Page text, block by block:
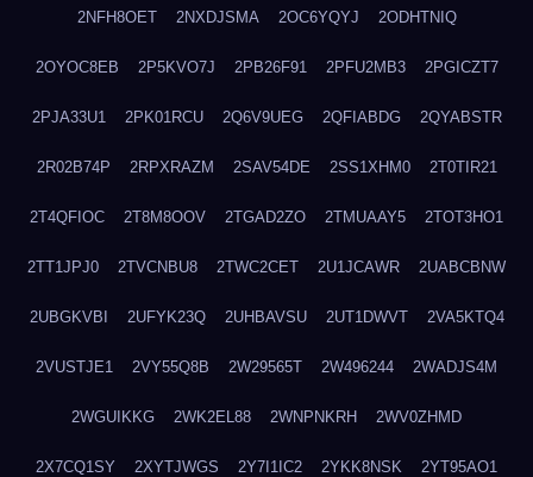
2NFH8OET 2NXDJSMA 2OC6YQYJ 2ODHTNIQ
2OYOC8EB 2P5KVO7J 2PB26F91 2PFU2MB3 2PGICZT7
2PJA33U1 2PK01RCU 2Q6V9UEG 2QFIABDG 2QYABSTR
2R02B74P 2RPXRAZM 2SAV54DE 2SS1XHM0 2T0TIR21
2T4QFIOC 2T8M8OOV 2TGAD2ZO 2TMUAAY5 2TOT3HO1
2TT1JPJ0 2TVCNBU8 2TWC2CET 2U1JCAWR 2UABCBNW
2UBGKVBI 2UFYK23Q 2UHBAVSU 2UT1DWVT 2VA5KTQ4
2VUSTJE1 2VY55Q8B 2W29565T 2W496244 2WADJS4M
2WGUIKKG 2WK2EL88 2WNPNKRH 2WV0ZHMD
2X7CQ1SY 2XYTJWGS 2Y7I1IC2 2YKK8NSK 2YT95AO1